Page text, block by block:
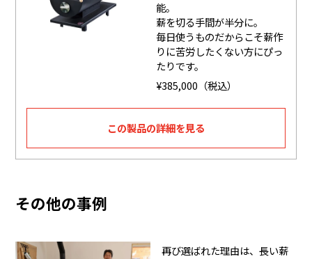
能。
薪を切る手間が半分に。
毎日使うものだからこそ薪作
りに苦労したくない方にぴっ
たりです。
¥385,000（税込）
この製品の詳細を見る
その他の事例
再び選ばれた理由は、長い薪